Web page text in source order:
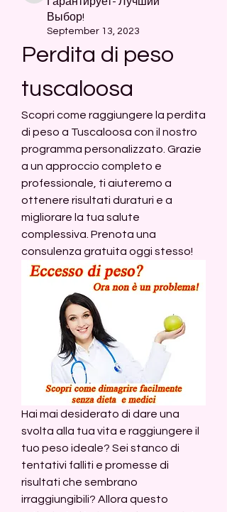
Выбор!
September 13, 2023
Perdita di peso
tuscaloosa
Scopri come raggiungere la perdita
di peso a Tuscaloosa con il nostro
programma personalizzato. Grazie
a un approccio completo e
professionale, ti aiuteremo a
ottenere risultati duraturi e a
migliorare la tua salute
complessiva. Prenota una
consulenza gratuita oggi stesso!
Hai mai desiderato di dare una
svolta alla tua vita e raggiungere il
tuo peso ideale? Sei stanco di
tentativi falliti e promesse di
risultati che sembrano
irraggiungibili? Allora questo